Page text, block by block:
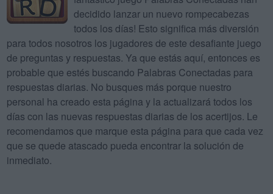
decidido lanzar un nuevo rompecabezas
todos los días! Esto significa más diversión
para todos nosotros los jugadores de este desafiante juego
de preguntas y respuestas. Ya que estás aquí, entonces es
probable que estés buscando Palabras Conectadas para
respuestas diarias. No busques más porque nuestro
personal ha creado esta página y la actualizará todos los
días con las nuevas respuestas diarias de los acertijos. Le
recomendamos que marque esta página para que cada vez
que se quede atascado pueda encontrar la solución de
inmediato.